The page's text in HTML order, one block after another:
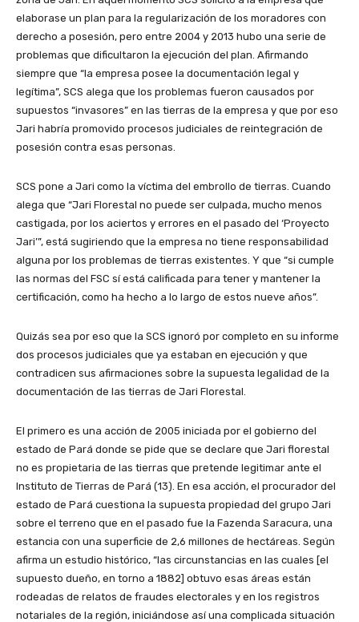
elaborase un plan para la regularización de los moradores con
derecho a posesión, pero entre 2004 y 2013 hubo una serie de
problemas que dificultaron la ejecución del plan. Afirmando
siempre que “la empresa posee la documentación legal y
legítima”, SCS alega que los problemas fueron causados por
supuestos “invasores” en las tierras de la empresa y que por eso
Jari habría promovido procesos judiciales de reintegración de
posesión contra esas personas.
SCS pone a Jari como la víctima del embrollo de tierras. Cuando
alega que “Jari Florestal no puede ser culpada, mucho menos
castigada, por los aciertos y errores en el pasado del ‘Proyecto
Jari’”, está sugiriendo que la empresa no tiene responsabilidad
alguna por los problemas de tierras existentes. Y que “si cumple
las normas del FSC sí está calificada para tener y mantener la
certificación, como ha hecho a lo largo de estos nueve años”.
Quizás sea por eso que la SCS ignoró por completo en su informe
dos procesos judiciales que ya estaban en ejecución y que
contradicen sus afirmaciones sobre la supuesta legalidad de la
documentación de las tierras de Jari Florestal.
El primero es una acción de 2005 iniciada por el gobierno del
estado de Pará donde se pide que se declare que Jari florestal
no es propietaria de las tierras que pretende legitimar ante el
Instituto de Tierras de Pará (13). En esa acción, el procurador del
estado de Pará cuestiona la supuesta propiedad del grupo Jari
sobre el terreno que en el pasado fue la Fazenda Saracura, una
estancia con una superficie de 2,6 millones de hectáreas. Según
afirma un estudio histórico, “las circunstancias en las cuales [el
supuesto dueño, en torno a 1882] obtuvo esas áreas están
rodeadas de relatos de fraudes electorales y en los registros
notariales de la región, iniciándose así una complicada situación